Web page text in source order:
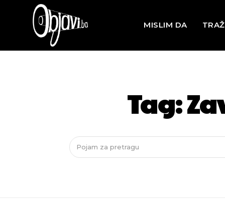
MISLIM DA
Tag:
Pojam za pretragu